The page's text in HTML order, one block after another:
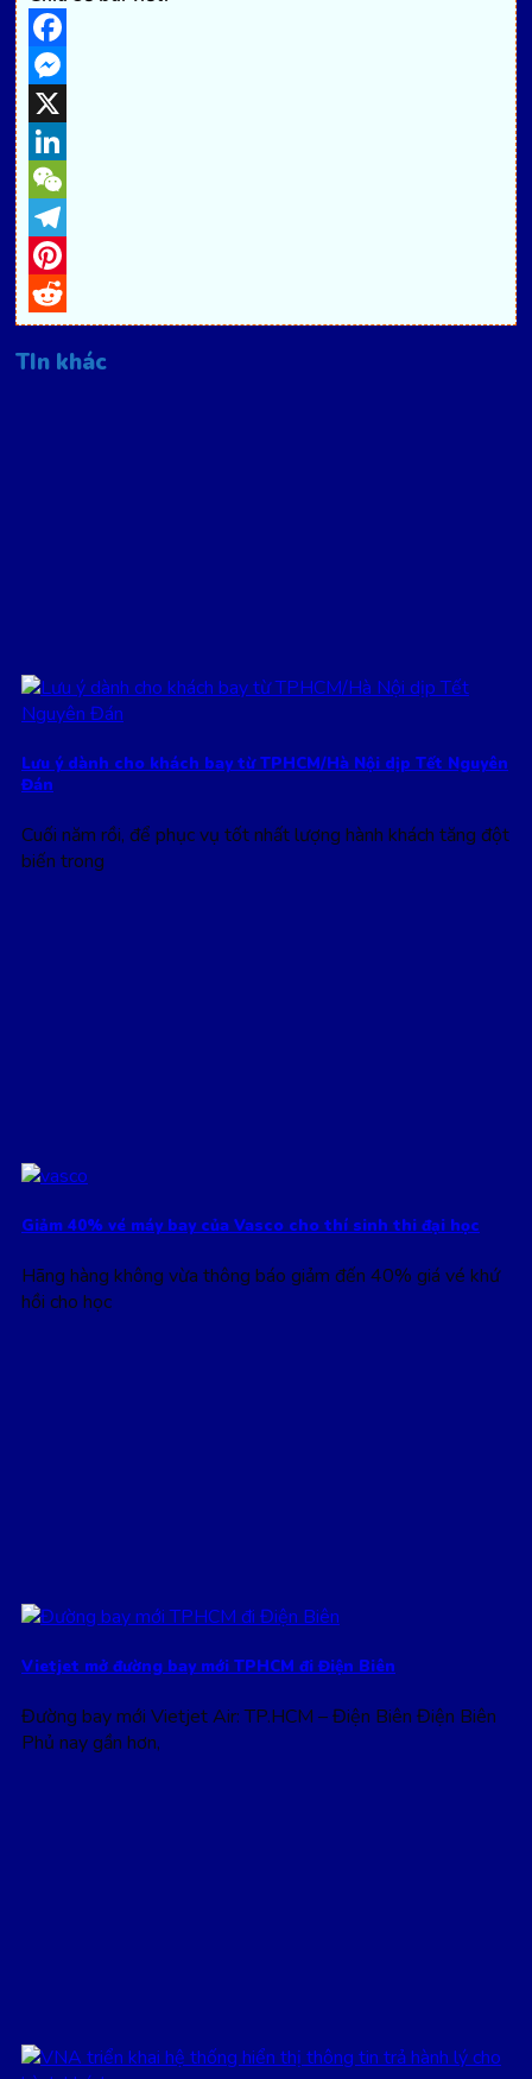
Facebook
Messenger
X
LinkedIn
WeChat
Telegram
Pinterest
Reddit
TIn khác
Lưu ý dành cho khách bay từ TPHCM/Hà Nội dịp Tết Nguyên
Đán
Cuối năm rồi, để phục vụ tốt nhất lượng hành khách tăng đột
biến trong
Giảm 40% vé máy bay của Vasco cho thí sinh thi đại học
Hãng hàng không vừa thông báo giảm đến 40% giá vé khứ
hồi cho học
Vietjet mở đường bay mới TPHCM đi Điện Biên
Đường bay mới Vietjet Air: TP.HCM – Điện Biên Điện Biên
Phủ nay gần hơn,